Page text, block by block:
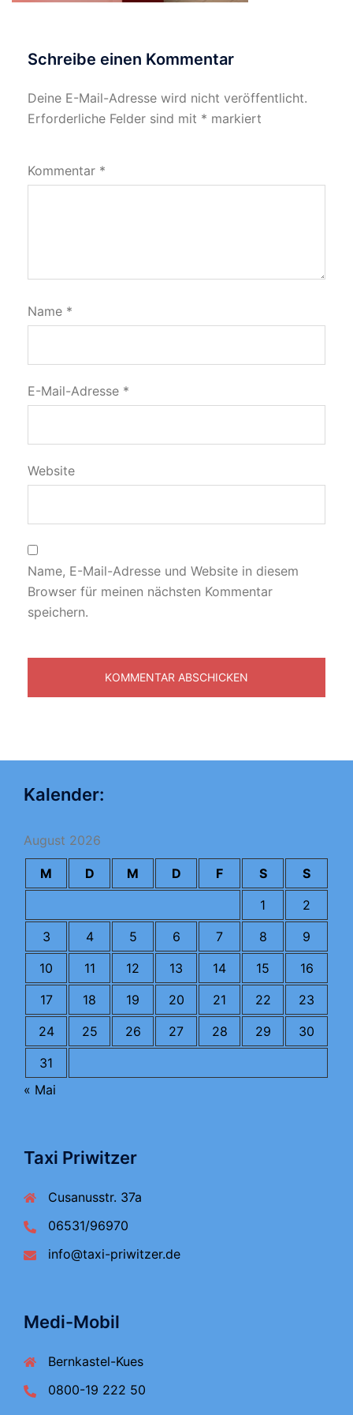
Schreibe einen Kommentar
Deine E-Mail-Adresse wird nicht veröffentlicht.
Erforderliche Felder sind mit * markiert
Kommentar *
Name *
E-Mail-Adresse *
Website
Name, E-Mail-Adresse und Website in diesem
Browser für meinen nächsten Kommentar
speichern.
Kalender:
August 2026
M D M D F S
S
1
2
3
4 5 6 7 8
9
10
11 12 13 14 15
16
17
18 19 20 21 22
23
24
25 26 27 28 29
30
31
« Mai
Taxi Priwitzer
Cusanusstr. 37a
06531/96970
info@taxi-priwitzer.de
Medi-Mobil
Bernkastel-Kues
0800-19 222 50